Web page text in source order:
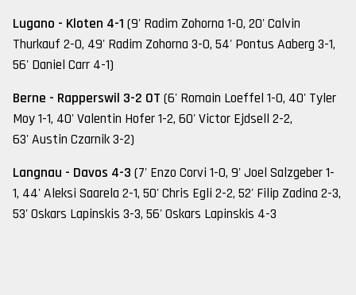
Lugano - Kloten 4-1 (9' Radim Zohorna 1-0, 20' Calvin
Thurkauf 2-0, 49' Radim Zohorna 3-0, 54' Pontus Aaberg 3-1,
56' Daniel Carr 4-1)
Berne - Rapperswil 3-2 OT (6' Romain Loeffel 1-0, 40' Tyler
Moy 1-1, 40' Valentin Hofer 1-2, 60' Victor Ejdsell 2-2,
63' Austin Czarnik 3-2)
Langnau - Davos 4-3 (7' Enzo Corvi 1-0, 9' Joel Salzgeber 1-
1, 44' Aleksi Saarela 2-1, 50' Chris Egli 2-2, 52' Filip Zadina 2-3,
53' Oskars Lapinskis 3-3, 56' Oskars Lapinskis 4-3